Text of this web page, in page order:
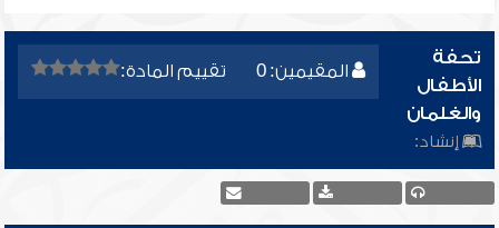
المقيمين: 0 تقييم المادة:
تحفة
الأطفال
والغلمان
إنشاد: